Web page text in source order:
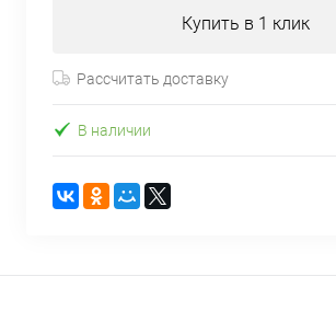
Купить в 1 клик
Рассчитать доставку
В наличии